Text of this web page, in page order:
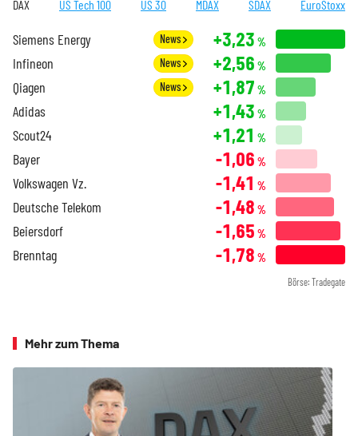
DAX US Tech 100 US 30 MDAX SDAX EuroStoxx
Siemens Energy News +3,23 %
Infineon News +2,56 %
Qiagen News +1,87 %
Adidas +1,43 %
Scout24 +1,21 %
Bayer -1,06 %
Volkswagen Vz. -1,41 %
Deutsche Telekom -1,48 %
Beiersdorf -1,65 %
Brenntag -1,78 %
Börse: Tradegate
Mehr zum Thema